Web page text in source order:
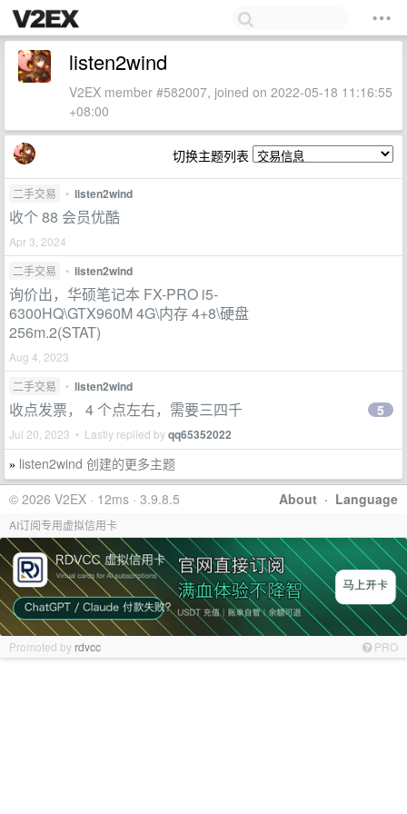
listen2wind
V2EX member #582007, joined on 2022-05-18 11:16:55
+08:00
切换主题列表
二手交易 • listen2wind
收个 88 会员优酷
Apr 3, 2024
二手交易
• listen2wind
询价出，华硕笔记本 FX-PRO i5-
6300HQ\GTX960M 4G\内存 4+8\硬盘
256m.2(STAT)
Aug 4, 2023
二手交易
• listen2wind
收点发票， 4 个点左右，需要三四千
Jul 20, 2023 • Lastly replied byqq65352022
5
» listen2wind 创建的更多主题
About · Language
© 2026 V2EX · 12ms · 3.9.8.5
AI订阅专用虚拟信用卡
Promoted by rdvcc PRO